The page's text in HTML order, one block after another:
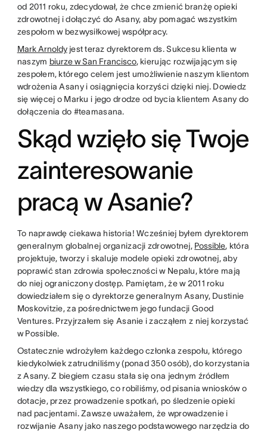
od 2011 roku, zdecydował, że chce zmienić branżę opieki
zdrowotnej i dołączyć do Asany, aby pomagać wszystkim
zespołom w bezwysiłkowej współpracy.
Mark Arnoldyjest teraz dyrektorem ds. Sukcesu klienta w
naszym biurze w San Francisco, kierując rozwijającym się
zespołem, którego celem jest umożliwienie naszym klientom
wdrożenia Asany i osiągnięcia korzyści dzięki niej. Dowiedz
się więcej o Marku i jego drodze od bycia klientem Asany do
dołączenia do #teamasana.
Skąd wzięło się Twoje
zainteresowanie
pracą w Asanie?
To naprawdę ciekawa historia! Wcześniej byłem dyrektorem
generalnym globalnej organizacji zdrowotnej, Possible, która
projektuje, tworzy i skaluje modele opieki zdrowotnej, aby
poprawić stan zdrowia społeczności w Nepalu, które mają
do niej ograniczony dostęp. Pamiętam, że w 2011 roku
dowiedziałem się o dyrektorze generalnym Asany, Dustinie
Moskovitzie, za pośrednictwem jego fundacji Good
Ventures. Przyjrzałem się Asanie i zacząłem z niej korzystać
w Possible.
Ostatecznie wdrożyłem każdego członka zespołu, którego
kiedykolwiek zatrudniliśmy (ponad 350 osób), do korzystania
z Asany. Z biegiem czasu stała się ona jednym źródłem
wiedzy dla wszystkiego, co robiliśmy, od pisania wniosków o
dotacje, przez prowadzenie spotkań, po śledzenie opieki
nad pacjentami. Zawsze uważałem, że wprowadzenie i
rozwijanie Asany jako naszego podstawowego narzędzia do